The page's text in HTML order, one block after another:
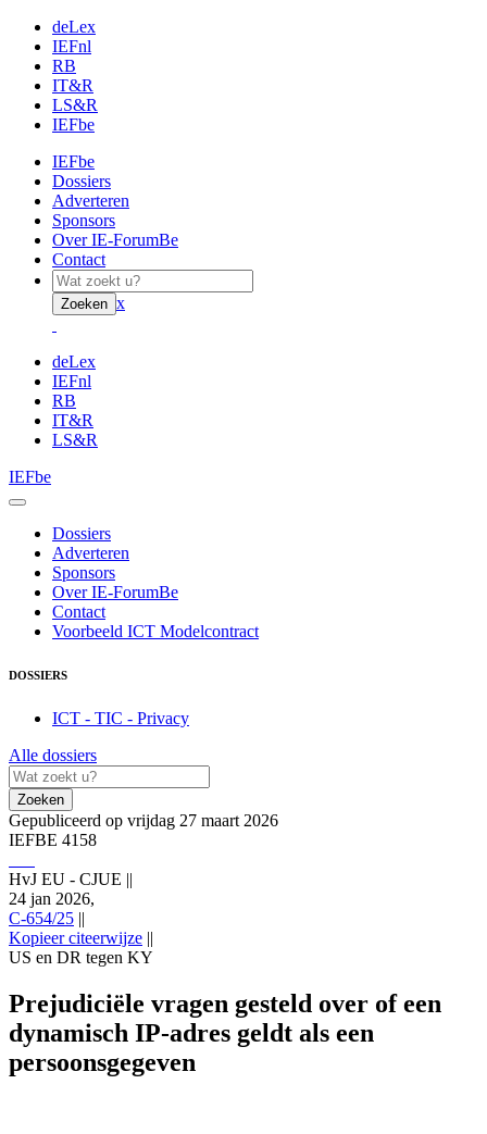
deLex
IEFnl
RB
IT&R
LS&R
IEFbe
IEFbe
Dossiers
Adverteren
Sponsors
Over IE-ForumBe
Contact
Zoeken x
deLex
IEFnl
RB
IT&R
LS&R
IEFbe
Dossiers
Adverteren
Sponsors
Over IE-ForumBe
Contact
Voorbeeld ICT Modelcontract
DOSSIERS
ICT - TIC - Privacy
Alle dossiers
Zoeken
Gepubliceerd op vrijdag 27 maart 2026
IEFBE 4158
HvJ EU - CJUE ||
24 jan 2026,
C-654/25 ||
Kopieer citeerwijze ||
US en DR tegen KY
tegen KY), https://redactie-delex.cshark.nl/artikelen/prejudiciele-
vragen-gesteld-over-of-een-dynamisch-ip-adres-geldt-als-een-
persoonsgegeven
Prejudiciële vragen gesteld over of een
dynamisch IP-adres geldt als een
persoonsgegeven